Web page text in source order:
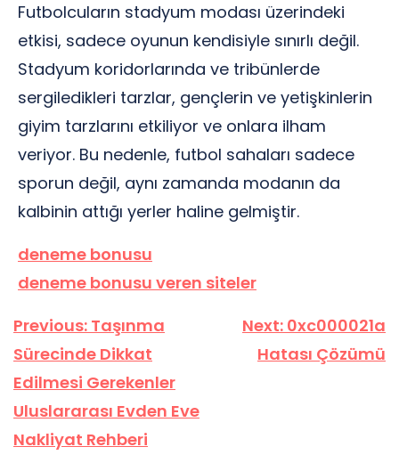
Futbolcuların stadyum modası üzerindeki
etkisi, sadece oyunun kendisiyle sınırlı değil.
Stadyum koridorlarında ve tribünlerde
sergiledikleri tarzlar, gençlerin ve yetişkinlerin
giyim tarzlarını etkiliyor ve onlara ilham
veriyor. Bu nedenle, futbol sahaları sadece
sporun değil, aynı zamanda modanın da
kalbinin attığı yerler haline gelmiştir.
deneme bonusu
deneme bonusu veren siteler
Yazı
gezinmesi
Previous: Taşınma
Sürecinde Dikkat
Edilmesi Gerekenler
Uluslararası Evden Eve
Nakliyat Rehberi
Next: 0xc000021a
Hatası Çözümü